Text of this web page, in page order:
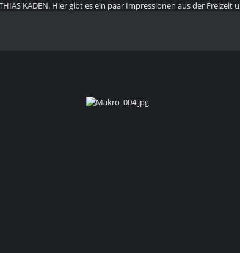
KADEN. Hier gibt es ein paar Impressionen aus der